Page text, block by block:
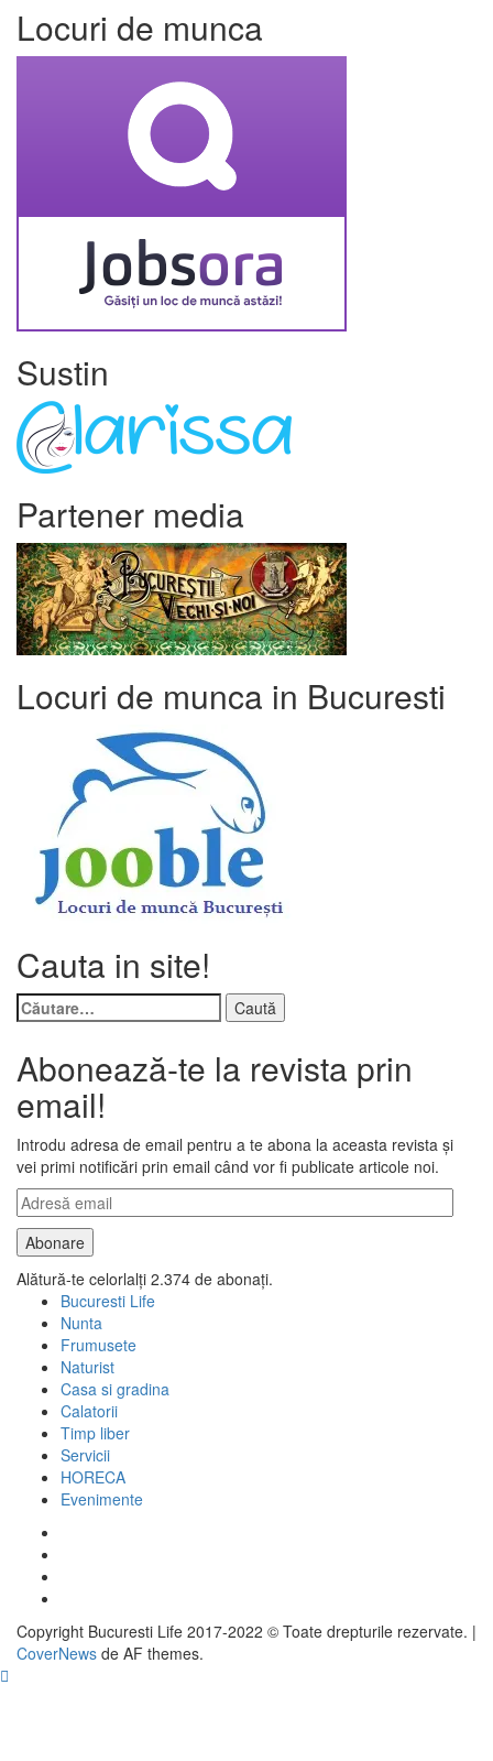
Locuri de munca
Sustin
Partener media
Locuri de munca in Bucuresti
Cauta in site!
Caută
după:
Abonează-te la revista prin
email!
Introdu adresa de email pentru a te abona la aceasta revista și
vei primi notificări prin email când vor fi publicate articole noi.
Adresă
email
Abonare
Alătură-te celorlalți 2.374 de abonați.
Bucuresti Life
Nunta
Frumusete
Naturist
Casa si gradina
Calatorii
Timp liber
Servicii
HORECA
Evenimente
Copyright Bucuresti Life 2017-2022 © Toate drepturile rezervate. |
CoverNews de AF themes.